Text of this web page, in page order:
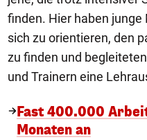
finden. Hier haben
sich zu orientieren, den
zu finden und
und Trainern eine
Fast 400.000
Monaten an